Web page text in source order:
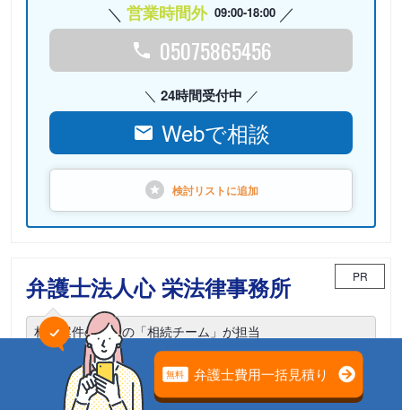
営業時間外 09:00-18:00
05075865456
24時間受付中
Webで相談
検討リストに追加
弁護士法人心 栄法律事務所 PR
相続案件のための「相続チーム」が担当
電話相談可能 初回面談無料
土日面談可能
18時以降面談可能